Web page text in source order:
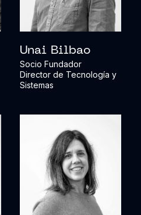
Unai Bilbao
Socio Fundador
Director de Tecnología y
Sistemas